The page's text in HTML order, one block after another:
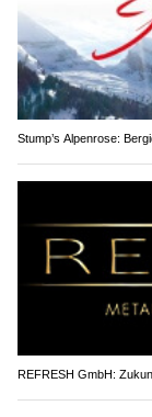
Stump’s Alpenrose:
REFRESH GmbH: